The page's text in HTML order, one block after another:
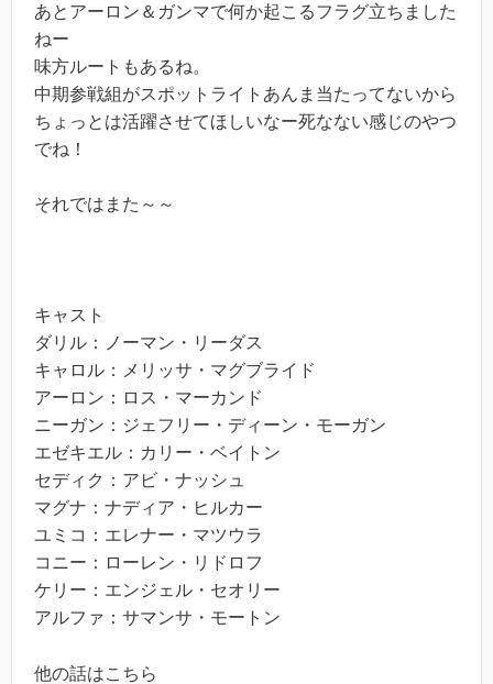
あとアーロン＆ガンマで何か起こるフラグ立ちました
ねー
味方ルートもあるね。
中期参戦組がスポットライトあんま当たってないから
ちょっとは活躍させてほしいなー死なない感じのやつ
でね！
それではまた～～
キャスト
ダリル：ノーマン・リーダス
キャロル：メリッサ・マグブライド
アーロン：ロス・マーカンド
ニーガン：ジェフリー・ディーン・モーガン
エゼキエル：カリー・ベイトン
セディク：アビ・ナッシュ
マグナ：ナディア・ヒルカー
ユミコ：エレナー・マツウラ
コニー：ローレン・リドロフ
ケリー：エンジェル・セオリー
アルファ：サマンサ・モートン
他の話はこちら